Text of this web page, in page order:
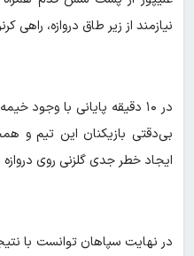
نیازمند از زیر طاق دروازه، راهی
در ۱۰ دقیقه پایانی با وجود
بی‌دقتی بازیکنان این تیم و
ایجاد خطر جدی گلزنی روی دروازه
در نهایت سپاهان توانست با